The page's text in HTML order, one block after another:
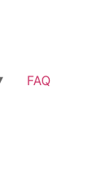
FAQ